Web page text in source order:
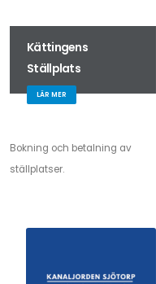
Kättingens
Ställplats
LÄR MER
Bokning och betalning av
ställplatser.